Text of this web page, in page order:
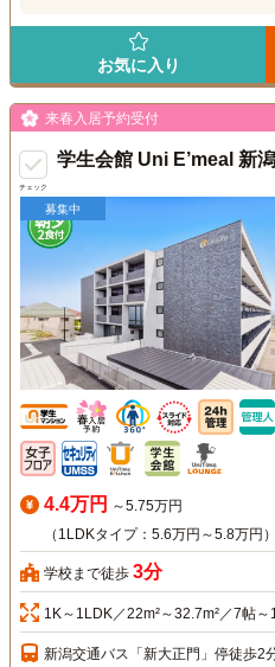
お気に入り
チェック
来春入居予約受付
学生会館 Uni E’meal 新
募集中
4.4万円 ～5.75万円
（1LDKタイプ：5.6万円～5.8万円）
学校まで徒歩 3分
1K～1LDK／22m²～32.7m²／7帖～
新潟交通バス「新大正門」停徒歩2